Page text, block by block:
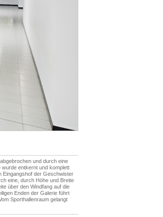
und durch eine
entkernt und komplett
Eingangshof der Geschwister
eine, durch Höhe und Breite
über den Windfang auf die
Enden der Galerie führt
Sporthallenraum gelangt